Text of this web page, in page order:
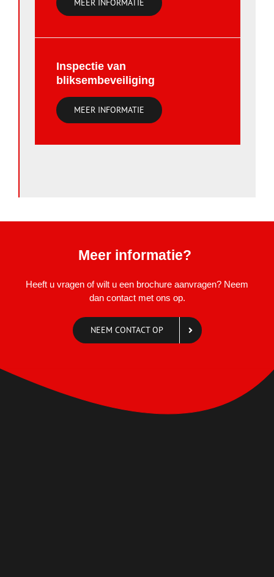
MEER INFORMATIE
Inspectie van
bliksembeveiliging
MEER INFORMATIE
Meer informatie?
Heeft u vragen of wilt u een brochure aanvragen? Neem
dan contact met ons op.
NEEM CONTACT OP